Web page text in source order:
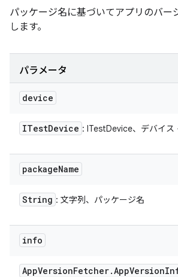
パッケージ名に基づいてアプリのバー
します。
パラメータ
device
ITestDevice : ITestDevice、デバイス
packageName
String : 文字列、パッケージ名
info
AppVersionFetcher.AppVersion